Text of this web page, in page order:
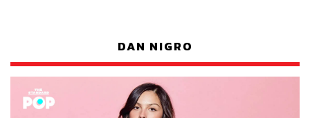
DAN NIGRO